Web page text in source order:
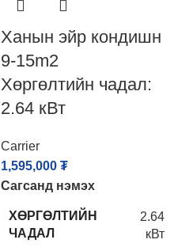
Ханын эйр кондишн
9-15m2
Хөргөлтийн чадал:
2.64 кВт
Carrier
1,595,000 ₮
Сагсанд нэмэх
ХӨРГӨЛТИЙН
ЧАДАЛ
2.64
кВт